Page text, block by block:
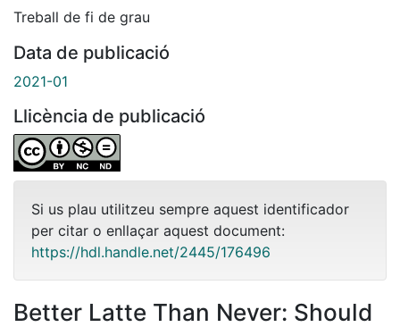
Treball de fi de grau
Data de publicació
2021-01
Llicència de publicació
Si us plau utilitzeu sempre aquest identificador
per citar o enllaçar aquest document:
https://hdl.handle.net/2445/176496
Better Latte Than Never: Should